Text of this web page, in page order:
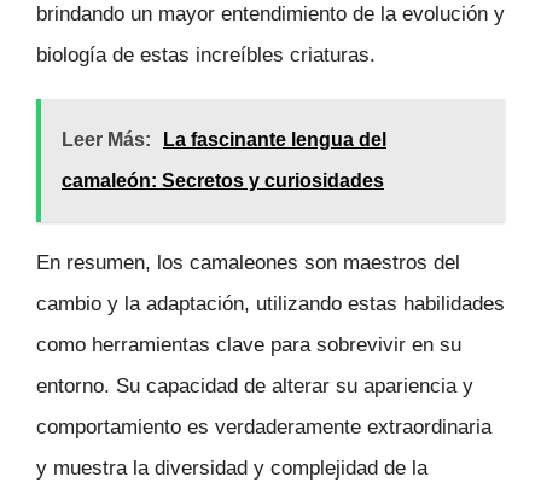
brindando un mayor entendimiento de la evolución y
biología de estas increíbles criaturas.
Leer Más:
La fascinante lengua del
camaleón: Secretos y curiosidades
En resumen, los camaleones son maestros del
cambio y la adaptación, utilizando estas habilidades
como herramientas clave para sobrevivir en su
entorno. Su capacidad de alterar su apariencia y
comportamiento es verdaderamente extraordinaria
y muestra la diversidad y complejidad de la